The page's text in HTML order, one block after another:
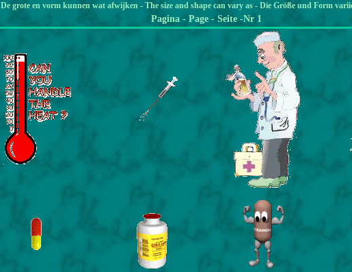
De grote en vorm kunnen wat afwijken - The size and shape can vary as - Die Größe und Form
Pagina - Page - Seite -Nr 1